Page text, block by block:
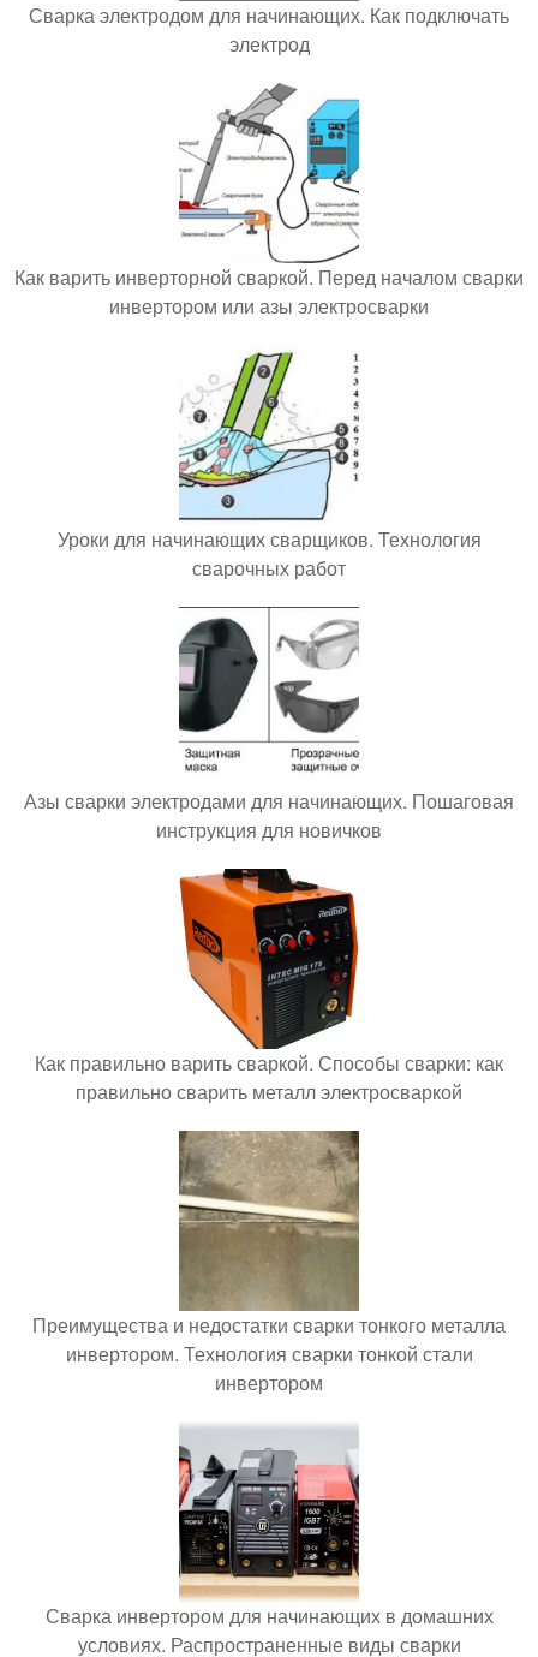
Сварка электродом для начинающих. Как подключать
электрод
Как варить инверторной сваркой. Перед началом сварки
инвертором или азы электросварки
Уроки для начинающих сварщиков. Технология
сварочных работ
Азы сварки электродами для начинающих. Пошаговая
инструкция для новичков
Как правильно варить сваркой. Способы сварки: как
правильно сварить металл электросваркой
Преимущества и недостатки сварки тонкого металла
инвертором. Технология сварки тонкой стали
инвертором
Сварка инвертором для начинающих в домашних
условиях. Распространенные виды сварки